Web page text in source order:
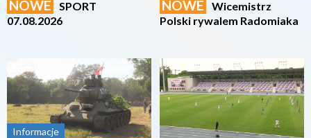
NOWE
SPORT
07.08.2026
Informacje
NOWE
Wicemistrz
Polski rywalem Radomiaka
2026-08-07